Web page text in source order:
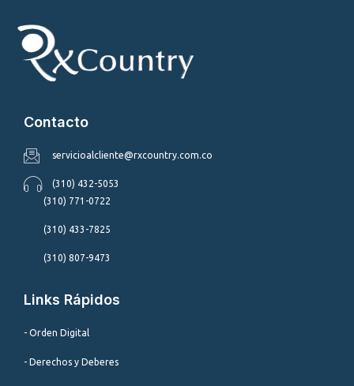
Contacto
servicioalcliente@rxcountry.com.co
(310) 432-5053
(310) 771-0722
(310) 433-7825
(310) 807-9473
Links Rápidos
- Orden Digital
- Derechos y Deberes